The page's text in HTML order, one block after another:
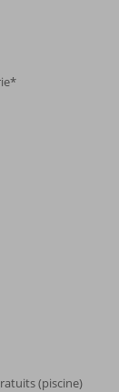
(piscine)